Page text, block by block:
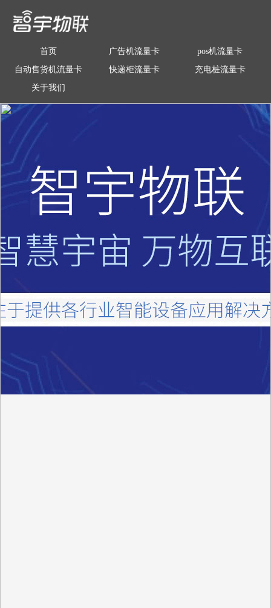
首页 广告机流量卡
pos机流量卡
自动售货机流量卡
快递柜流量卡
充电桩流量卡
关于我们